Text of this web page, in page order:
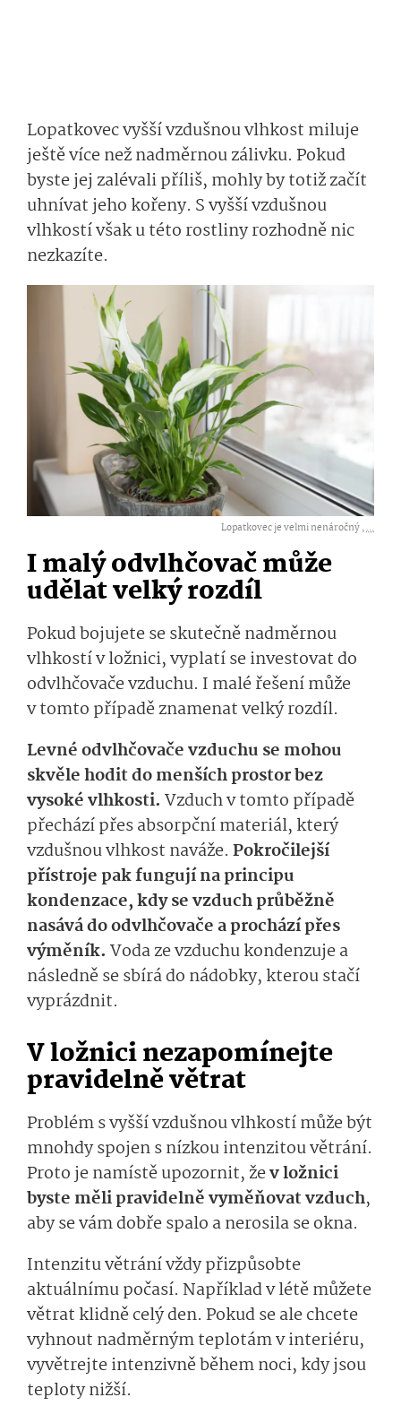
Lopatkovec vyšší vzdušnou vlhkost miluje
ještě více než nadměrnou zálivku. Pokud
byste jej zalévali příliš, mohly by totiž začít
uhnívat jeho kořeny. S vyšší vzdušnou
vlhkostí však u této rostliny rozhodně nic
nezkazíte.
Lopatkovec je velmi nenáročný ,...
I malý odvlhčovač může
udělat velký rozdíl
Pokud bojujete se skutečně nadměrnou
vlhkostí v ložnici, vyplatí se investovat do
odvlhčovače vzduchu. I malé řešení může
v tomto případě znamenat velký rozdíl.
Levné odvlhčovače vzduchu se mohou
skvěle hodit do menších prostor bez
vysoké vlhkosti. Vzduch v tomto případě
přechází přes absorpční materiál, který
vzdušnou vlhkost naváže. Pokročilejší
přístroje pak fungují na principu
kondenzace, kdy se vzduch průběžně
nasává do odvlhčovače a prochází přes
výměník. Voda ze vzduchu kondenzuje a
následně se sbírá do nádobky, kterou stačí
vyprázdnit.
V ložnici nezapomínejte
pravidelně větrat
Problém s vyšší vzdušnou vlhkostí může být
mnohdy spojen s nízkou intenzitou větrání.
Proto je namístě upozornit, žev ložnici
byste měli pravidelně vyměňovat vzduch,
aby se vám dobře spalo a nerosila se okna.
Intenzitu větrání vždy přizpůsobte
aktuálnímu počasí. Například v létě můžete
větrat klidně celý den. Pokud se ale chcete
vyhnout nadměrným teplotám v interiéru,
vyvětrejte intenzivně během noci, kdy jsou
teploty nižší.